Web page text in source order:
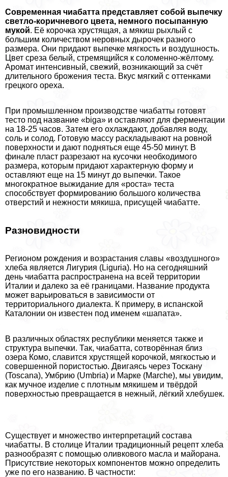
Современная чиабатта представляет собой выпечку
светло-коричневого цвета, немного посыпанную
мукой. Её корочка хрустящая, а мякиш рыхлый с
большим количеством неровных дырочек разного
размера. Они придают выпечке мягкость и воздушность.
Цвет среза белый, стремящийся к соломенно-жёлтому.
Аромат интенсивный, свежий, возникающий за счёт
длительного брожения теста. Вкус мягкий с оттенками
грецкого ореха.
При промышленном производстве чиабатты готовят
тесто под название «biga» и оставляют для ферментации
на 18-25 часов. Затем его охлаждают, добавляя воду,
соль и солод. Готовую массу раскладывают на ровной
поверхности и дают подняться еще 45-50 минут. В
финале пласт разрезают на кусочки необходимого
размера, которым придают хаpaктерную форму и
оставляют еще на 15 минут до выпечки. Такое
многократное выжидание для «роста» теста
способствует формированию большого количества
отверстий и нежности мякиша, присущей чиабатте.
Разновидности
Регионом рождения и возрастания славы «воздушного»
хлеба является Лигурия (Liguria). Но на сегодняшний
день чиабатта распространена на всей территории
Италии и далеко за её границами. Название продукта
может варьироваться в зависимости от
территориального диалекта. К примеру, в испанской
Каталонии он известен под именем «шапата».
В различных областях республики меняется также и
структура выпечки. Так, чиабатта, сотворённая близ
озера Комо, славится хрустящей корочкой, мягкостью и
совершенной пористостью. Двигаясь через Тоскану
(Toscana), Умбрию (Umbria) и Марке (Marche), мы увидим,
как мучное изделие с плотным мякишем и твёрдой
поверхностью превращается в нежный, лёгкий хлебушек.
Существует и множество интерпретаций состава
чиабатты. В столице Италии традиционный рецепт хлеба
разнообразят с помощью оливкового масла и майорана.
Присутствие некоторых компонентов можно определить
уже по его названию. В частности: